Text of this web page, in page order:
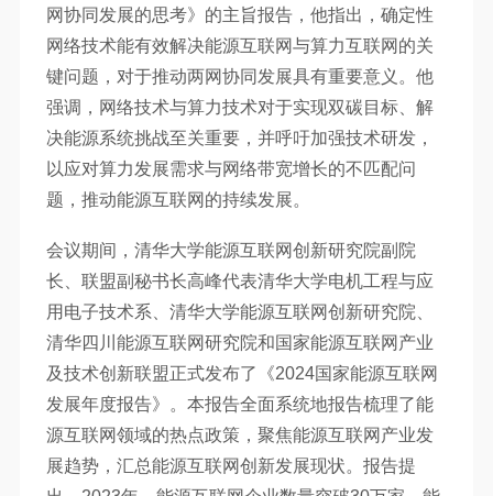
网协同发展的思考》的主旨报告，他指出，确定性
网络技术能有效解决能源互联网与算力互联网的关
键问题，对于推动两网协同发展具有重要意义。他
强调，网络技术与算力技术对于实现双碳目标、解
决能源系统挑战至关重要，并呼吁加强技术研发，
以应对算力发展需求与网络带宽增长的不匹配问
题，推动能源互联网的持续发展。
会议期间，清华大学能源互联网创新研究院副院
长、联盟副秘书长高峰代表清华大学电机工程与应
用电子技术系、清华大学能源互联网创新研究院、
清华四川能源互联网研究院和国家能源互联网产业
及技术创新联盟正式发布了《2024国家能源互联网
发展年度报告》。本报告全面系统地报告梳理了能
源互联网领域的热点政策，聚焦能源互联网产业发
展趋势，汇总能源互联网创新发展现状。报告提